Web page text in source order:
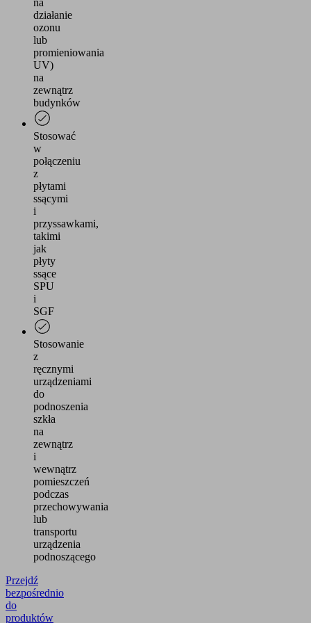
na
działanie
ozonu
lub
promieniowania
UV)
na
zewnątrz
budynków
Stosować
w
połączeniu
z
płytami
ssącymi
i
przyssawkami,
takimi
jak
płyty
ssące
SPU
i
SGF
Stosowanie
z
ręcznymi
urządzeniami
do
podnoszenia
szkła
na
zewnątrz
i
wewnątrz
pomieszczeń
podczas
przechowywania
lub
transportu
urządzenia
podnoszącego
Przejdź
bezpośrednio
do
produktów